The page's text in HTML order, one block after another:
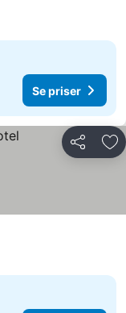
Se priser
Del